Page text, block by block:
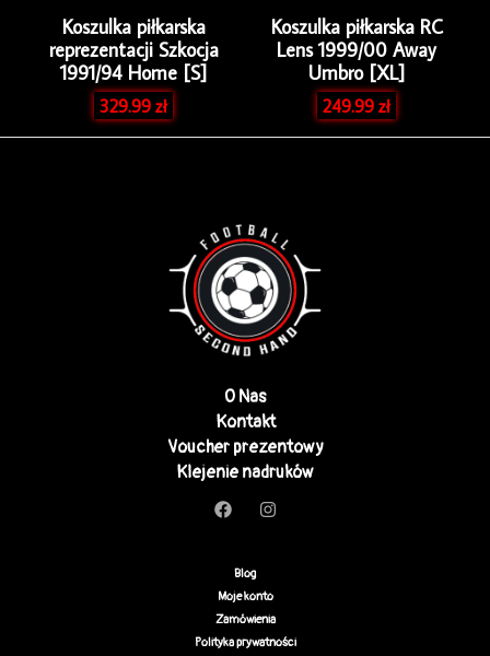
Koszulka piłkarska
reprezentacji Szkocja
1991/94 Home [S]
329.99zł
Koszulka piłkarska RC
Lens 1999/00 Away
Umbro [XL]
249.99zł
O Nas
Kontakt
Voucher prezentowy
Klejenie nadruków
Blog
Moje konto
Zamówienia
Polityka prywatności